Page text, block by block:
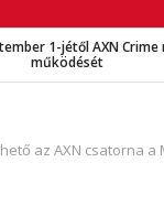
1-jétől AXN
működését
az AXN csatorna a